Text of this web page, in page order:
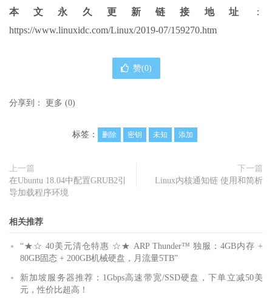
本文永久更新链接地址
：
https://www.linuxidc.com/Linux/2019-07/159270.htm
赞(0)
分享到： 更多 (0)
标签： 删除 密钥 未知 添加
上一篇
在Ubuntu 18.04中配置GRUB2引
导加载程序环境
下一篇
Linux内核通知链 使用和简析
相关推荐
“★☆ 40美元清仓特惠 ☆★ ARP Thunder™ 独服：4GB内存 +
80GB固态 + 200GB机械硬盘，月流量5TB”
新加坡服务器推荐：1Gbps高速带宽/SSD硬盘，下单立减50美
元，性价比超高！